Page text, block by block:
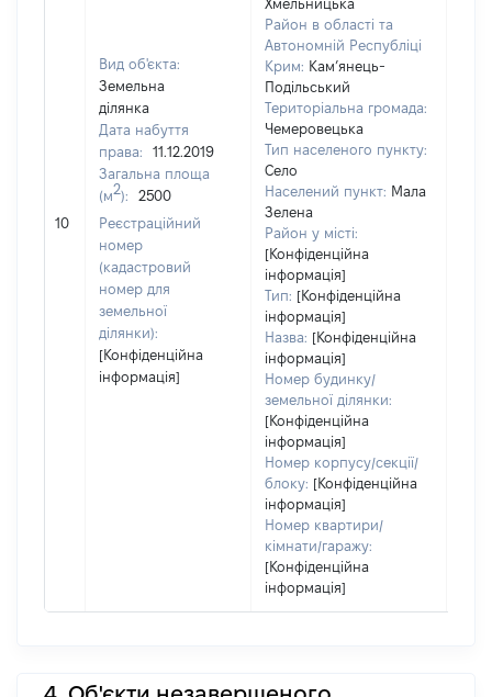
10
Вид об'єкта:
Земельна
ділянка
Дата набуття
права:
11.12.2019
Загальна площа
(м2):
2500
Реєстраційний
номер
(кадастровий
номер для
земельної
ділянки):
[Конфіденційна
інформація]
Хмельницька
Район в області та
Автономній Республіці
Крим: Кам’янець-
Подільський
Територіальна громада:
Чемеровецька
Тип населеного пункту:
Село
Населений пункт: Мала
Зелена
Район у місті:
[Конфіденційна
інформація]
Тип: [Конфіденційна
інформація]
Назва: [Конфіденційна
інформація]
Номер будинку/
земельної ділянки:
[Конфіденційна
інформація]
Номер корпусу/секції/
блоку: [Конфіденційна
інформація]
Номер квартири/
кімнати/гаражу:
[Конфіденційна
інформація]